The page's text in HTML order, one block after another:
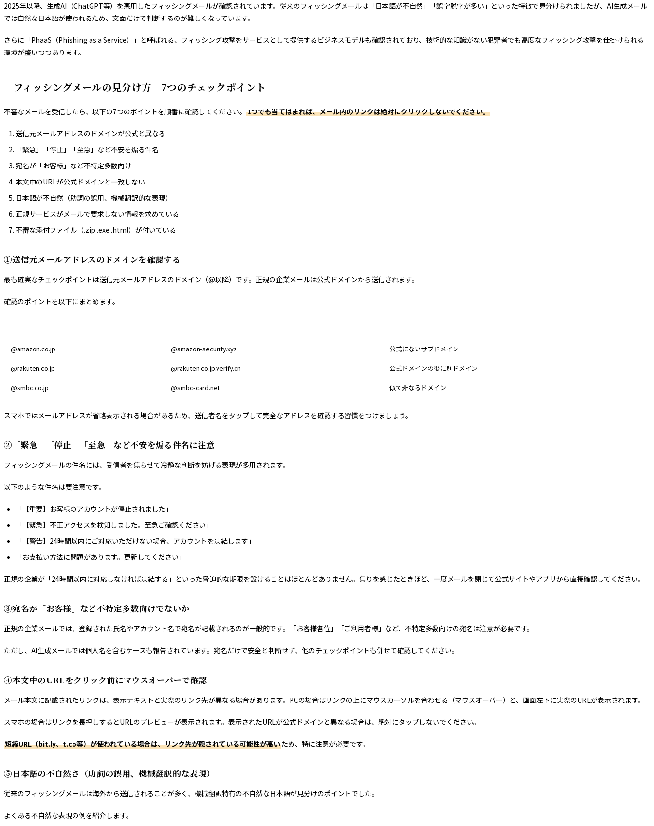
2025年以降、生成AI（ChatGPT等）を悪用したフィッシングメールが確認されています。従来のフィッシングメールは「日本語が不自然」「誤字脱字が多い」といった特徴で見分けられましたが、AI生成メール
では自然な日本語が使われるため、文面だけで判断するのが難しくなっています。
さらに「PhaaS（Phishing as a Service）」と呼ばれる、フィッシング攻撃をサービスとして提供するビジネスモデルも確認されており、技術的な知識がない犯罪者でも高度なフィッシング攻撃を仕掛けられる
環境が整いつつあります。
フィッシングメールの見分け方｜7つのチェックポイント
不審なメールを受信したら、以下の7つのポイントを順番に確認してください。 1つでも当てはまれば、メール内のリンクは絶対にクリックしないでください。
送信元メールアドレスのドメインが公式と異なる
「緊急」「停止」「至急」など不安を煽る件名
宛名が「お客様」など不特定多数向け
本文中のURLが公式ドメインと一致しない
日本語が不自然（助詞の誤用、機械翻訳的な表現）
正規サービスがメールで要求しない情報を求めている
不審な添付ファイル（.zip .exe .html）が付いている
①送信元メールアドレスのドメインを確認する
最も確実なチェックポイントは送信元メールアドレスのドメイン（@以降）です。正規の企業メールは公式ドメインから送信されます。
確認のポイントを以下にまとめます。
@amazon.co.jp @amazon-security.xyz 公式にないサブドメイン
@rakuten.co.jp @rakuten.co.jp.verify.cn 公式ドメインの後に別ドメイン
@smbc.co.jp @smbc-card.net 似て非なるドメイン
スマホではメールアドレスが省略表示される場合があるため、送信者名をタップして完全なアドレスを確認する習慣をつけましょう。
②「緊急」「停止」「至急」など不安を煽る件名に注意
フィッシングメールの件名には、受信者を焦らせて冷静な判断を妨げる表現が多用されます。
以下のような件名は要注意です。
「【重要】お客様のアカウントが停止されました」
「【緊急】不正アクセスを検知しました。至急ご確認ください」
「【警告】24時間以内にご対応いただけない場合、アカウントを凍結します」
「お支払い方法に問題があります。更新してください」
正規の企業が「24時間以内に対応しなければ凍結する」といった脅迫的な期限を設けることはほとんどありません。焦りを感じたときほど、一度メールを閉じて公式サイトやアプリから直接確認してください。
③宛名が「お客様」など不特定多数向けでないか
正規の企業メールでは、登録された氏名やアカウント名で宛名が記載されるのが一般的です。「お客様各位」「ご利用者様」など、不特定多数向けの宛名は注意が必要です。
ただし、AI生成メールでは個人名を含むケースも報告されています。宛名だけで安全と判断せず、他のチェックポイントも併せて確認してください。
④本文中のURLをクリック前にマウスオーバーで確認
メール本文に記載されたリンクは、表示テキストと実際のリンク先が異なる場合があります。PCの場合はリンクの上にマウスカーソルを合わせる（マウスオーバー）と、画面左下に実際のURLが表示されます。
スマホの場合はリンクを長押しするとURLのプレビューが表示されます。表示されたURLが公式ドメインと異なる場合は、絶対にタップしないでください。
短縮URL（bit.ly、t.co等）が使われている場合は、リンク先が隠されている可能性が高いため、特に注意が必要です。
⑤日本語の不自然さ（助詞の誤用、機械翻訳的な表現）
従来のフィッシングメールは海外から送信されることが多く、機械翻訳特有の不自然な日本語が見分けのポイントでした。
よくある不自然な表現の例を紹介します。